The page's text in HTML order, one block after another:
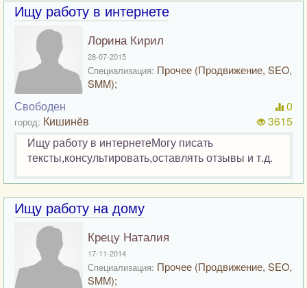
Ищу работу в интернете
Лорина Кирил
28-07-2015
Специализация: Прочее (Продвижение, SEO,
SMM);
Свободен
город: Кишинёв
0
3615
Ищу работу в интернетеМогу писать
тексты,консультировать,оставлять отзывы и т.д.
Ищу работу на дому
Крецу Наталия
17-11-2014
Специализация: Прочее (Продвижение, SEO,
SMM);